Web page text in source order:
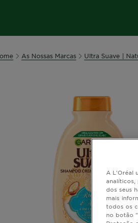
As Nossas Marcas Ultra Suave |
A L'Oréal
analíticos,
dos seus
mais
todos os
no botão